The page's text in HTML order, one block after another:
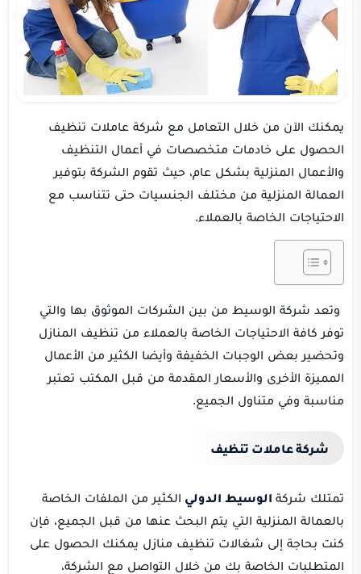
يمكنك الآن من خلال التعامل مع شركة عاملات تنظيف
الحصول على خادمات متخصصات في أعمال التنظيف
والأعمال المنزلية بشكل عام، حيث تقوم الشركة بتوفير
العمالة المنزلية من مختلف الجنسيات حتى تتناسب مع
الاحتياجات الخاصة بالعملاء.
وتعد شركة الوسيط من بين الشركات الموثوق بها والتي
توفر كافة الاحتياجات الخاصة بالعملاء من تنظيف المنازل
وتحضير بعض الوجبات الخفيفة وأيضا الكثير من الأعمال
المميزة الأخرى والأسعار المقدمة من قبل المكتب تعتبر
مناسبة وفي متناول الجميع.
شركة عاملات تنظيف
تمتلك شركة الوسيط الدولي الكثير من الملفات الخاصة
بالعمالة المنزلية التي يتم البحث عنها من قبل الجميع، فإن
كنت بحاجة إلى شغالات تنظيف منازل يمكنك الحصول على
المتطلبات الخاصة بك من خلال التواصل مع الشركة،